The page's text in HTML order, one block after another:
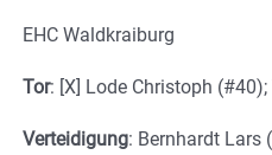
EHC Waldkraiburg
Tor: [X] Lode Christoph
Verteidigung: Bernhardt Lars